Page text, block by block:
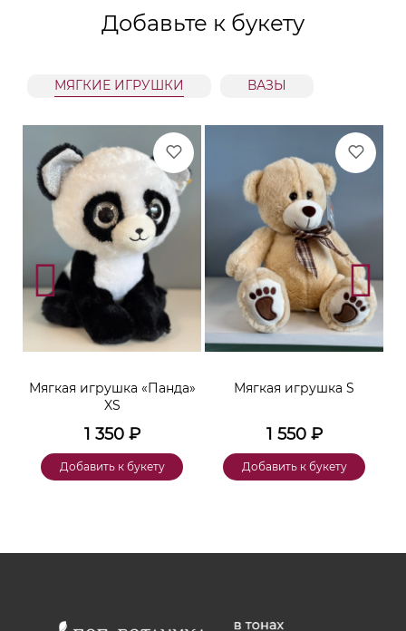
Добавьте к букету
МЯГКИЕ ИГРУШКИ ВАЗЫ
Мягкая игрушка «Панда»
XS
1 350₽
Добавить к букету
Мягкая игрушка S
1 550₽
Добавить к букету